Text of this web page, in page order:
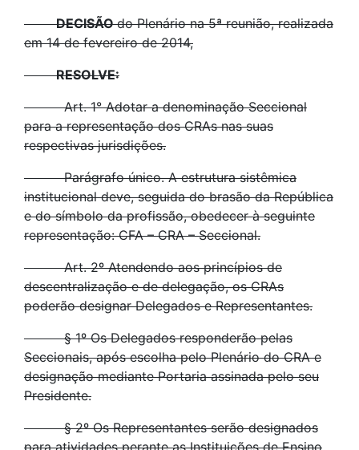
DECISÃOdo Plenário na 5ª reunião, realizada
em 14 de fevereiro de 2014,
RESOLVE:
Art. 1° Adotar a denominação Seccional
para a representação dos CRAs nas suas
respectivas jurisdições.
Parágrafo único. A estrutura sistêmica
institucional deve, seguida do brasão da República
e do símbolo da profissão, obedecer à seguinte
representação: CFA – CRA – Seccional.
Art. 2º Atendendo aos princípios de
descentralização e de delegação, os CRAs
poderão designar Delegados e Representantes.
§ 1º Os Delegados responderão pelas
Seccionais, após escolha pelo Plenário do CRA e
designação mediante Portaria assinada pelo seu
Presidente.
§ 2º Os Representantes serão designados
para atividades perante as Instituições de Ensino